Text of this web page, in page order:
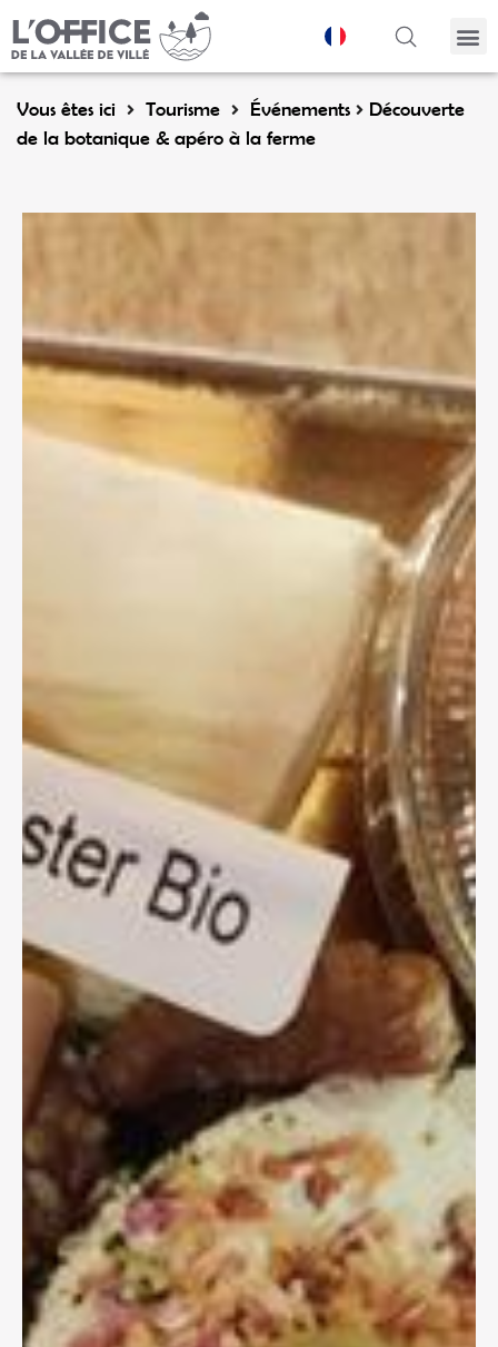
Vous êtes ici Tourisme Événements
Découverte
de la botanique & apéro à la ferme
Panneau de gestion des cookies